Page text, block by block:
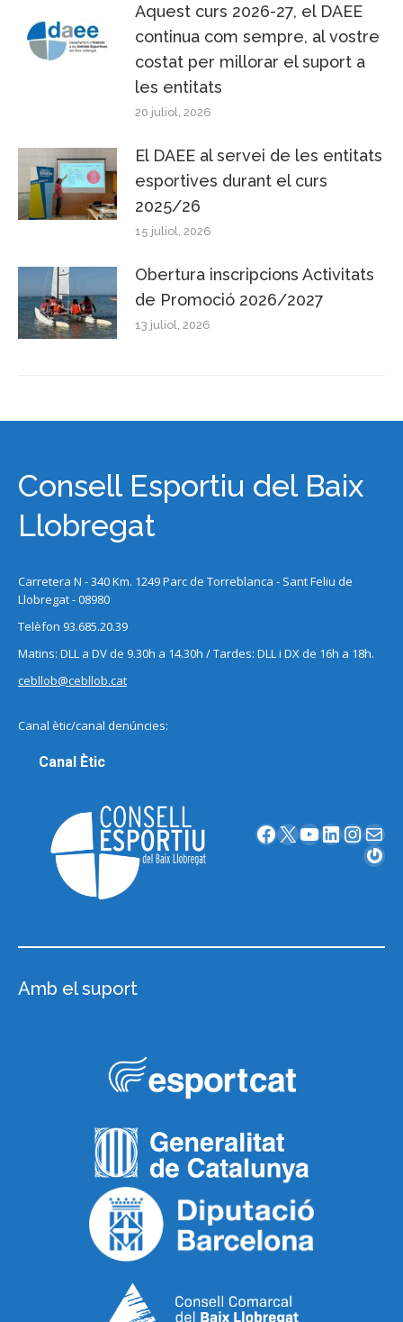
Aquest curs 2026-27, el DAEE
continua com sempre, al vostre
costat per millorar el suport a
les entitats
20 juliol, 2026
El DAEE al servei de les entitats
esportives durant el curs
2025/26
15 juliol, 2026
Obertura inscripcions Activitats
de Promoció 2026/2027
13 juliol, 2026
Consell Esportiu del Baix
Llobregat
Carretera N - 340 Km. 1249 Parc de Torreblanca - Sant Feliu de
Llobregat - 08980
Telèfon 93.685.20.39
Matins: DLL a DV de 9.30h a 14.30h / Tardes: DLL i DX de 16h a 18h.
cebllob@cebllob.cat
Canal ètic/canal denúncies:
Canal Ètic
Facebook X YouTube LinkedIn InstagramCorreu electrònic
Gravatar
Amb el suport